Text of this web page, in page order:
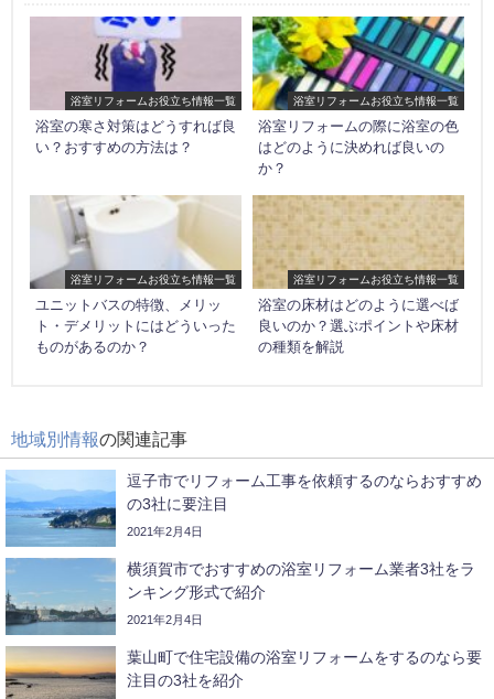
浴室リフォームお役立ち情報一覧
浴室の寒さ対策はどうすれば良
い？おすすめの方法は？
浴室リフォームお役立ち情報一覧
浴室リフォームの際に浴室の色
はどのように決めれば良いの
か？
浴室リフォームお役立ち情報一覧
ユニットバスの特徴、メリッ
ト・デメリットにはどういった
ものがあるのか？
浴室リフォームお役立ち情報一覧
浴室の床材はどのように選べば
良いのか？選ぶポイントや床材
の種類を解説
地域別情報の関連記事
逗子市でリフォーム工事を依頼するのならおすすめ
の3社に要注目
2021年2月4日
横須賀市でおすすめの浴室リフォーム業者3社をラ
ンキング形式で紹介
2021年2月4日
葉山町で住宅設備の浴室リフォームをするのなら要
注目の3社を紹介